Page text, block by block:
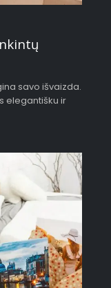
savo išvaizda.
elegantišku ir